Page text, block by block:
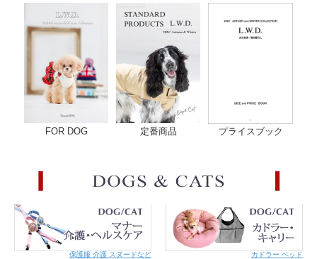
い素材なので普段着にもオススメです。
ロングスリーブが丁度いい
少しでも肌（被毛）の露出を減らすように、タンクトップではなくロングスリ
ーブにしました。リブも付いているので腕にしっかりフィット♪シンプルなTシ
ャツなので着まわし＆コーデも楽しめます。ワンポイントで背中に『ＮＯ！Ｂ
ＵＧ！』ワッペンをつけました。
バグガードシリーズでフル装備！
ダニや蚊が媒介する季節に野山へお出かけの際には、人もワンちゃんも出来る
だけ肌の露出を避けましょう。
防虫加工を施したトリエントやインセクトガードで作られたバグガードシリー
FOR DOG 定番商品 プライスブック
保護服 介護 スヌードなど カドラー ベッド